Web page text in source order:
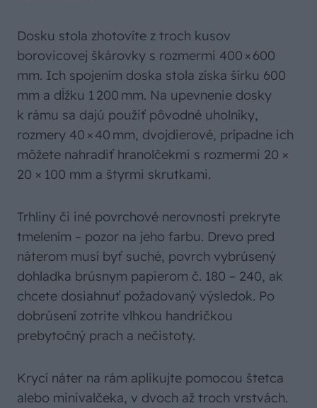
Dosku stola zhotovíte z troch kusov
borovicovej škárovky s rozmermi 400 × 600
mm. Ich spojením doska stola získa šírku 600
mm a dĺžku 1 200 mm. Na upevnenie dosky
k rámu sa dajú použiť pôvodné uholníky,
rozmery 40 × 40 mm, dvojdierové, prípadne ich
môžete nahradiť hranolčekmi s rozmermi 20 ×
20 × 100 mm a štyrmi skrutkami.
Trhliny či iné povrchové nerovnosti prekryte
tmelením – pozor na jeho farbu. Drevo pred
náterom musí byť suché, povrch vybrúsený
dohladka brúsnym papierom č. 180 – 240, ak
chcete dosiahnuť požadovaný výsledok. Po
dobrúsení zotrite vlhkou handričkou
prebytočný prach a nečistoty.
Krycí náter na rám aplikujte pomocou štetca
alebo minivalčeka, v dvoch až troch vrstvách.